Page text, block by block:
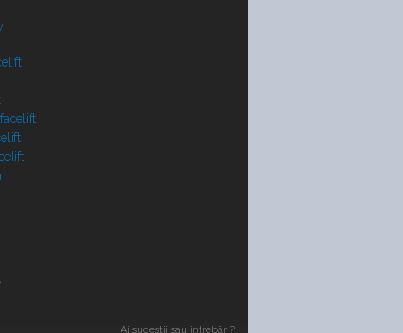
Ai sugestii sau intrebări?